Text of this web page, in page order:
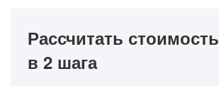
Рассчитать стоимость
в 2 шага